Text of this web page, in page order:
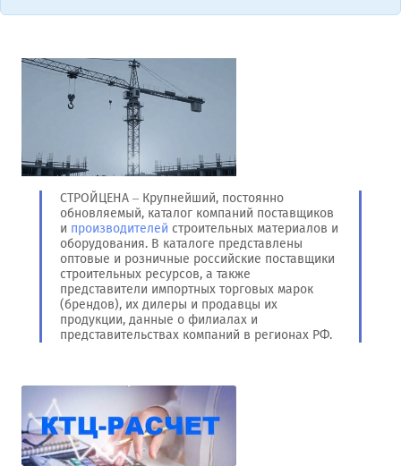
СТРОЙЦЕНА – Крупнейший, постоянно
обновляемый, каталог компаний поставщиков
и производителей строительных материалов и
оборудования. В каталоге представлены
оптовые и розничные российские поставщики
строительных ресурсов, а также
представители импортных торговых марок
(брендов), их дилеры и продавцы их
продукции, данные о филиалах и
представительствах компаний в регионах РФ.